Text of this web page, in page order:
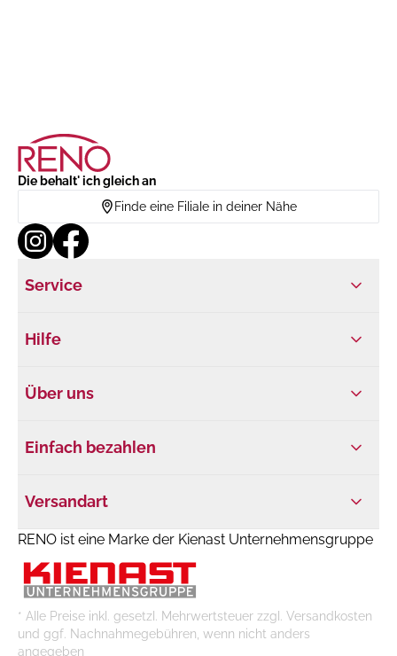
Die behalt' ich gleich an
Finde eine Filiale in deiner Nähe
Service
Hilfe
Über uns
Einfach bezahlen
Versandart
RENO ist eine Marke der Kienast Unternehmensgruppe
* Alle Preise inkl. gesetzl. Mehrwertsteuer zzgl. Versandkosten
und ggf. Nachnahmegebühren, wenn nicht anders
angegeben